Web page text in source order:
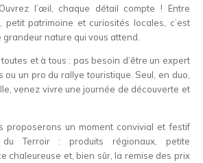
l’œil, chaque détail compte ! Entre
petit patrimoine et curiosités locales, c’est
nature qui vous attend.
et à tous : pas besoin d’être un expert
un pro du rallye touristique. Seul, en duo,
venez vivre une journée de découverte et
proposerons un moment convivial et festif
Terroir : produits régionaux, petite
chaleureuse et, bien sûr, la remise des prix